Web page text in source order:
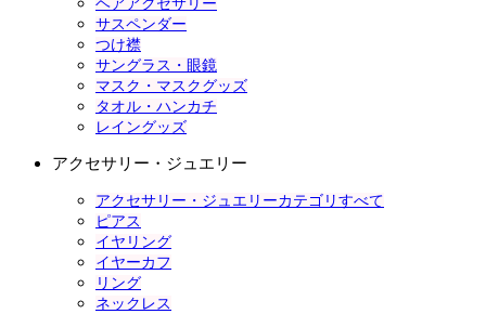
ヘアアクセサリー
サスペンダー
つけ襟
サングラス・眼鏡
マスク・マスクグッズ
タオル・ハンカチ
レイングッズ
アクセサリー・ジュエリー
アクセサリー・ジュエリーカテゴリすべて
ピアス
イヤリング
イヤーカフ
リング
ネックレス